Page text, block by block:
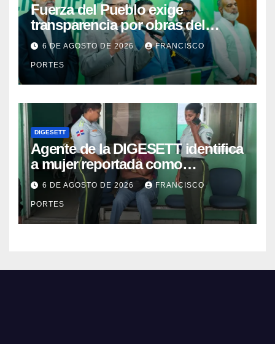
Fuerza del Pueblo exige
transparencia por obras del
Gobierno en Los Jardines del
Norte
6 DE AGOSTO DE 2026 FRANCISCO
PORTES
DIGESETT
Agente de la DIGESETT identifica
a mujer reportada como
desaparecida tras encontrarla
desorientada
6 DE AGOSTO DE 2026 FRANCISCO
PORTES